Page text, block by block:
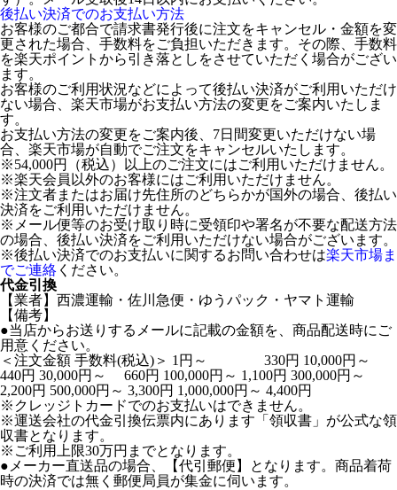
後払い決済でのお支払い方法
お客様のご都合で請求書発行後に注文をキャンセル・金額を変
更された場合、手数料をご負担いただきます。その際、手数料
を楽天ポイントから引き落としをさせていただく場合がござい
ます。
お客様のご利用状況などによって後払い決済がご利用いただけ
ない場合、楽天市場がお支払い方法の変更をご案内いたしま
す。
お支払い方法の変更をご案内後、7日間変更いただけない場
合、楽天市場が自動でご注文をキャンセルいたします。
※54,000円（税込）以上のご注文にはご利用いただけません。
※楽天会員以外のお客様にはご利用いただけません。
※注文者またはお届け先住所のどちらかが国外の場合、後払い
決済をご利用いただけません。
※メール便等のお受け取り時に受領印や署名が不要な配送方法
の場合、後払い決済をご利用いただけない場合がございます。
※後払い決済でのお支払いに関するお問い合わせは楽天市場ま
でご連絡 ください。
代金引換
【業者】西濃運輸・佐川急便・ゆうパック・ヤマト運輸
【備考】
●当店からお送りするメールに記載の金額を、商品配送時にご
用意ください。
＜注文金額 手数料(税込)＞ 1円～ 330円 10,000円～
440円 30,000円～ 660円 100,000円～ 1,100円 300,000円～
2,200円 500,000円～ 3,300円 1,000,000円～ 4,400円
※クレッジトカードでのお支払いはできません。
※運送会社の代金引換伝票内にあります「領収書」が公式な領
収書となります。
※ご利用上限30万円までとなります。
●メーカー直送品の場合、【代引郵便】となります。商品着荷
時の決済では無く郵便局員が集金に伺います。